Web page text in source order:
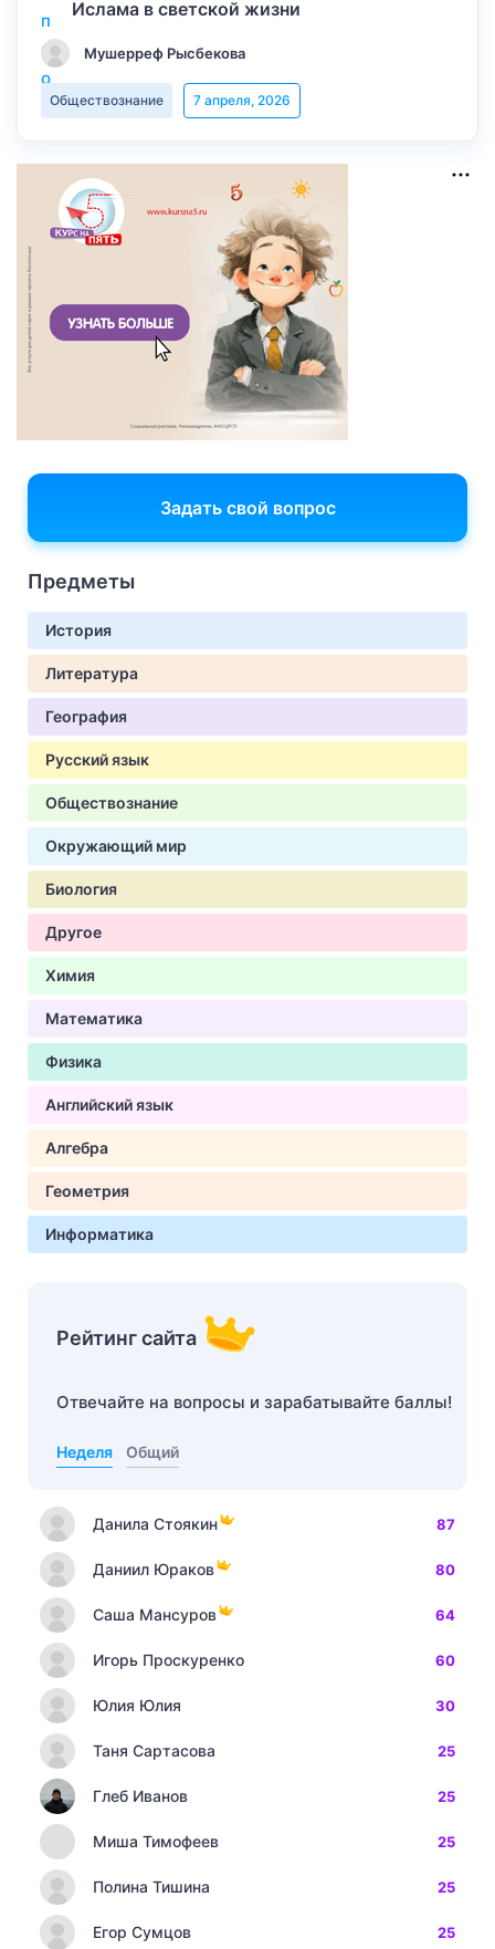
Ислама в светской жизни
Мушерреф Рысбекова
Обществознание 7 апреля, 2026
Задать свой вопрос
Предметы
История
Литература
География
Русский язык
Обществознание
Окружающий мир
Биология
Другое
Химия
Математика
Физика
Английский язык
Алгебра
Геометрия
Информатика
Рейтинг сайта
Отвечайте на вопросы и зарабатывайте баллы!
Неделя Общий
Данила Стоякин 87
Даниил Юраков 80
Саша Мансуров 64
Игорь Проскуренко 60
Юлия Юлия 30
Таня Сартасова 25
Глеб Иванов 25
Миша Тимофеев 25
Полина Тишина 25
Егор Сумцов 25